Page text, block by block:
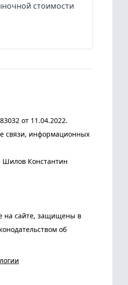
стоимости
от 11.04.2022.
связи, информационных
Шилов Константин
на сайте, защищены в
об